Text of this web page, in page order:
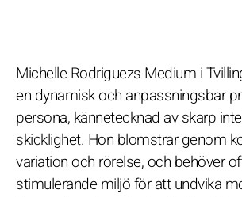
Michelle Rodriguezs Medium i
en dynamisk och anpassningsbar
persona, kännetecknad av skarp
skicklighet. Hon blomstrar genom
variation och rörelse, och behöver
stimulerande miljö för att undvika